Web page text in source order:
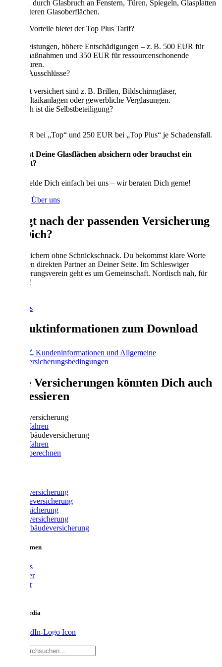
Schäden durch Glasbruch an Fenstern, Türen, Spiegeln, Glasplatten
und weiteren Glasoberflächen.
Welche Vorteile bietet der Top Plus Tarif?
Mehr Leistungen, höhere Entschädigungen – z. B. 500 EUR für
Schutzmaßnahmen und 350 EUR für ressourcenschonende
Reparaturen.
Gibt es Ausschlüsse?
Ja. Nicht versichert sind z. B. Brillen, Bildschirmgläser,
Photovoltaikanlagen oder gewerbliche Verglasungen.
Wie hoch ist die Selbstbeteiligung?
150 EUR bei „Top“ und 250 EUR bei „Top Plus“ je Schadensfall.
Du willst Deine Glasflächen absichern oder brauchst ein
Angebot?
Dann melde Dich einfach bei uns – wir beraten Dich gerne!
Über uns
Klingt nach der passenden Versicherung
für Dich?
Wir versichern ohne Schnickschnack. Du bekommst klare Worte
und einen direkten Partner an Deiner Seite. Im Schleswiger
Versicherungsverein geht es um Gemeinschaft. Nordisch nah, für
Dich da!
Über uns
Produktinformationen zum Download
Kundeninformationen und Allgemeine
Versicherungsbedingungen
Diese Versicherungen könnten Dich auch
interessieren
Hausrat­versicherung
Mehr erfahren
Wohngebäude­versicherung
Mehr erfahren
Beitrag berechnen
Fahrradversicherung
Gewerbeversicherung
Glasversicherung
Hausratversicherung
Wohngebäudeversicherung
Unternehmen
Über uns
Vermittler
Ratgeber
Social Media